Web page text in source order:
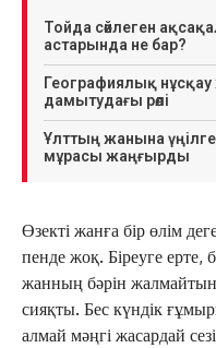
Тойда сөйлеген
астарында не бар?
Географиялық нұсқау
дамытудағы рөлі
Ұлттың жанына
мұрасы жаңғырды
Өзекті жанға бір өлім
пенде жоқ. Біреуге ерте,
жанның бәрін
сияқты. Бес күндік
алмай мәңгі жасардай